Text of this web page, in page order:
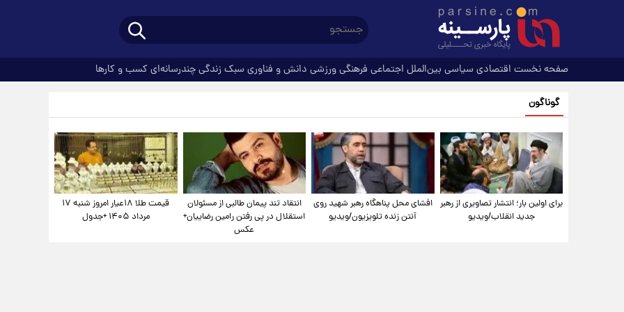
صفحه نخست اقتصادی سیاسی بین‌الملل اجتماعی فرهنگیورزشی دانش و فناوری سبک زندگیچندرسانه‌ای کسب و کارها
گوناگون
برای اولین بار؛ انتشار تصاویری از رهبر
جدید انقلاب/ویدیو
افشای محل پناهگاه‌ رهبر شهید روی
آنتن زنده تلویزیون/ویدیو
انتقاد تند پیمان طالبی از مسئولان
استقلال در پی رفتن رامین رضاییان+
عکس
قیمت طلا ۱۸عیار امروز شنبه ۱۷
مرداد ۱۴۰۵ +جدول